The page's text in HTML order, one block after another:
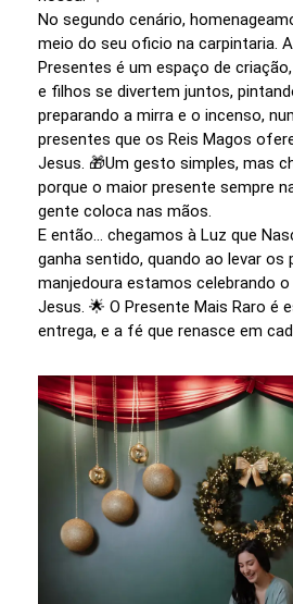
No segundo cenário,
meio do seu oficio na carpintaria.
Presentes é um espaço de
e filhos se divertem juntos,
preparando a mirra e o incenso,
presentes que os Reis Magos
Jesus. 🎁Um gesto simples, mas
porque o maior presente sempre
gente coloca nas mãos.
E então… chegamos à Luz que
ganha sentido, quando ao levar os
manjedoura estamos celebrando
Jesus. 🌟 O Presente Mais Raro é
entrega, e a fé que renasce em